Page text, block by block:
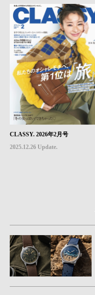
CLASSY. 2026年2月号
2025.12.26 Update.